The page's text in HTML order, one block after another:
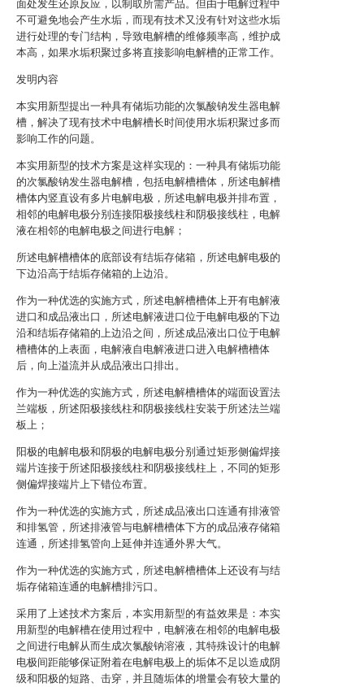
面处发生还原反应，以制取所需产品。但由于电解过程中
不可避免地会产生水垢，而现有技术又没有针对这些水垢
进行处理的专门结构，导致电解槽的维修频率高，维护成
本高，如果水垢积聚过多将直接影响电解槽的正常工作。
发明内容
本实用新型提出一种具有储垢功能的次氯酸钠发生器电解
槽，解决了现有技术中电解槽长时间使用水垢积聚过多而
影响工作的问题。
本实用新型的技术方案是这样实现的：一种具有储垢功能
的次氯酸钠发生器电解槽，包括电解槽槽体，所述电解槽
槽体内竖直设有多片电解电极，所述电解电极并排布置，
相邻的电解电极分别连接阳极接线柱和阴极接线柱，电解
液在相邻的电解电极之间进行电解；
所述电解槽槽体的底部设有结垢存储箱，所述电解电极的
下边沿高于结垢存储箱的上边沿。
作为一种优选的实施方式，所述电解槽槽体上开有电解液
进口和成品液出口，所述电解液进口位于电解电极的下边
沿和结垢存储箱的上边沿之间，所述成品液出口位于电解
槽槽体的上表面，电解液自电解液进口进入电解槽槽体
后，向上溢流并从成品液出口排出。
作为一种优选的实施方式，所述电解槽槽体的端面设置法
兰端板，所述阳极接线柱和阴极接线柱安装于所述法兰端
板上；
阳极的电解电极和阴极的电解电极分别通过矩形侧偏焊接
端片连接于所述阳极接线柱和阴极接线柱上，不同的矩形
侧偏焊接端片上下错位布置。
作为一种优选的实施方式，所述成品液出口连通有排液管
和排氢管，所述排液管与电解槽槽体下方的成品液存储箱
连通，所述排氢管向上延伸并连通外界大气。
作为一种优选的实施方式，所述电解槽槽体上还设有与结
垢存储箱连通的电解槽排污口。
采用了上述技术方案后，本实用新型的有益效果是：本实
用新型的电解槽在使用过程中，电解液在相邻的电解电极
之间进行电解从而生成次氯酸钠溶液，其特殊设计的电解
电极间距能够保证附着在电解电极上的垢体不足以造成阴
级和阳极的短路、击穿，并且随垢体的增量会有较大量的